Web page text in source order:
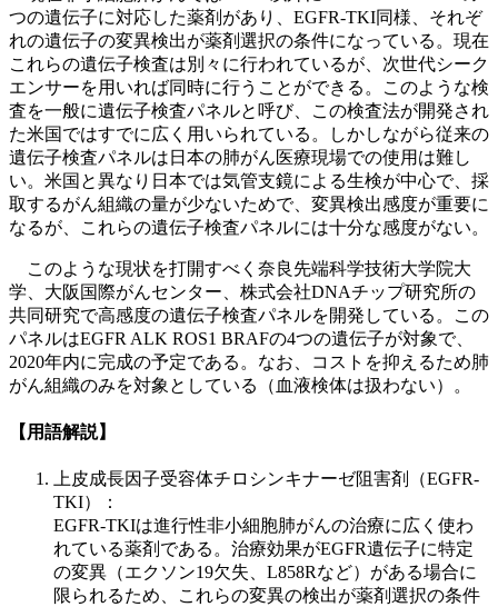
つの遺伝子に対応した薬剤があり、EGFR-TKI同様、それぞ
れの遺伝子の変異検出が薬剤選択の条件になっている。現在
これらの遺伝子検査は別々に行われているが、次世代シーク
エンサーを用いれば同時に行うことができる。このような検
査を一般に遺伝子検査パネルと呼び、この検査法が開発され
た米国ではすでに広く用いられている。しかしながら従来の
遺伝子検査パネルは日本の肺がん医療現場での使用は難し
い。米国と異なり日本では気管支鏡による生検が中心で、採
取するがん組織の量が少ないためで、変異検出感度が重要に
なるが、これらの遺伝子検査パネルには十分な感度がない。
このような現状を打開すべく奈良先端科学技術大学院大
学、大阪国際がんセンター、株式会社DNAチップ研究所の
共同研究で高感度の遺伝子検査パネルを開発している。この
パネルはEGFR ALK ROS1 BRAFの4つの遺伝子が対象で、
2020年内に完成の予定である。なお、コストを抑えるため肺
がん組織のみを対象としている（血液検体は扱わない）。
【用語解説】
上皮成長因子受容体チロシンキナーゼ阻害剤（EGFR-
TKI）：
EGFR-TKIは進行性非小細胞肺がんの治療に広く使わ
れている薬剤である。治療効果がEGFR遺伝子に特定
の変異（エクソン19欠失、L858Rなど）がある場合に
限られるため、これらの変異の検出が薬剤選択の条件